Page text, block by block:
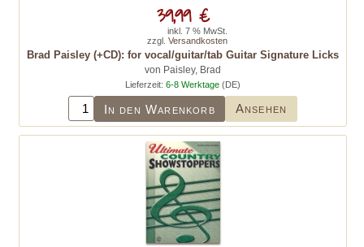
Brad Paisley (+CD): for vocal/guitar/tab Guitar Signature Licks
von Paisley, Brad
Lieferzeit: 6-8 Werktage (DE)
In den Warenkorb Ansehen
39,99 €
inkl. 7 % MwSt.
zzgl. Versandkosten